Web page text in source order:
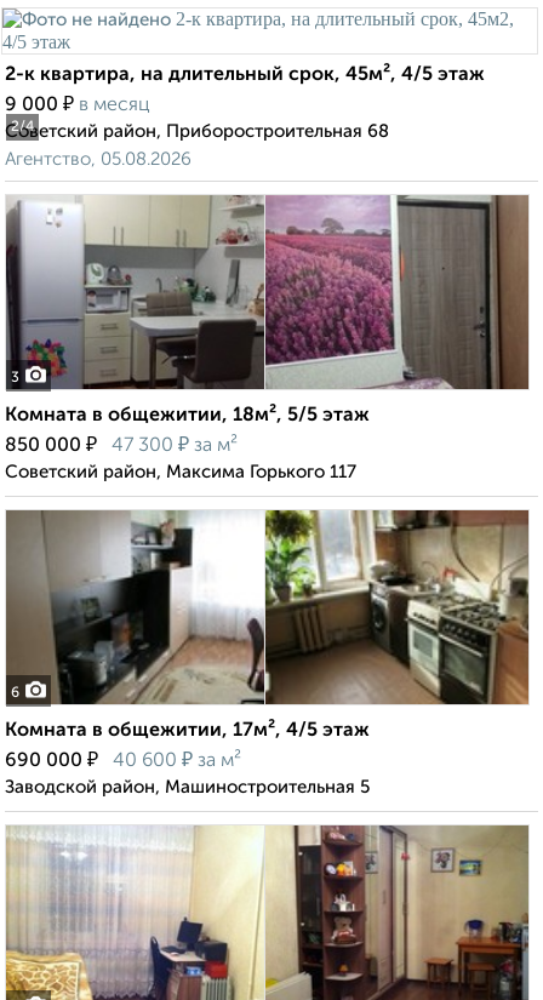
2/4
2-к квартира, на длительный срок, 45м², 4/5 этаж
9 000 ₽ в месяц
Советский район, Приборостроительная 68
Агентство, 05.08.2026
3
Комната в общежитии, 18м², 5/5 этаж
850 000 ₽ 47 300 ₽ за м²
Советский район, Максима Горького 117
6
Комната в общежитии, 17м², 4/5 этаж
690 000 ₽ 40 600 ₽ за м²
Заводской район, Машиностроительная 5